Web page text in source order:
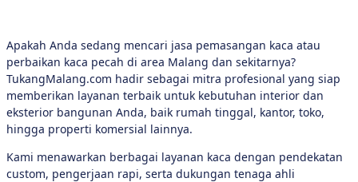
Apakah Anda sedang mencari jasa pemasangan kaca atau
perbaikan kaca pecah di area Malang dan sekitarnya?
TukangMalang.com hadir sebagai mitra profesional yang siap
memberikan layanan terbaik untuk kebutuhan interior dan
eksterior bangunan Anda, baik rumah tinggal, kantor, toko,
hingga properti komersial lainnya.
Kami menawarkan berbagai layanan kaca dengan pendekatan
custom, pengerjaan rapi, serta dukungan tenaga ahli